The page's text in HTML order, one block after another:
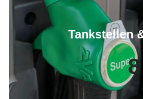
Tankstellen
8